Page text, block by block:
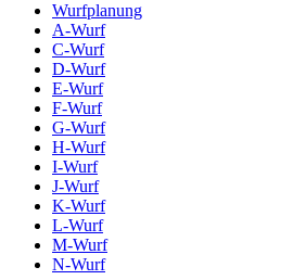
Wurfplanung
A-Wurf
C-Wurf
D-Wurf
E-Wurf
F-Wurf
G-Wurf
H-Wurf
I-Wurf
J-Wurf
K-Wurf
L-Wurf
M-Wurf
N-Wurf